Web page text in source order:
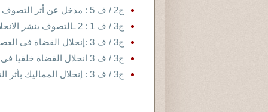
ج2 / ف 5 : مدخل عن أثر التصوف في الجهاد فى العصر المملوكى
ج3 / ف 1 : 2 ـالتصوف ينشر الانحلال بين العوام المصريين
ج3 / ف 3 :إنحلال القضاة فى العصر المملوكى بأثر التصوف:القضاة وظيفيا
ج3 / ف 3 انحلال القضاة خلقيا فى العصر المملوكى بأثر التصوف
ج3 / ف 3 : إنحلال المماليك بأثر التصوف